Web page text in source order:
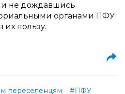
и не дождавшись
органами ПФУ
пользу.
переселенцям
#ПФУ